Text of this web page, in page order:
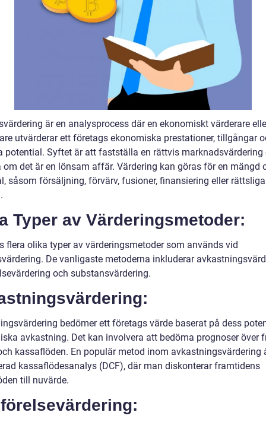
är en analysprocess där en ekonomiskt värderare
utvärderar ett företags ekonomiska prestationer, tillgångar
potential. Syftet är att fastställa en rättvis marknadsvärdering
om det är en lönsam affär. Värdering kan göras för en mängd
såsom försäljning, förvärv, fusioner, finansiering eller rättsliga
Typer av Värderingsmetoder:
flera olika typer av värderingsmetoder som används vid
De vanligaste metoderna inkluderar
och substansvärdering.
bedömer ett företags värde baserat på dess
avkastning. Det kan involvera att bedöma prognoser över
kassaflöden. En populär metod inom avkastningsvärdering
kassaflödesanalys (DCF), där man diskonterar framtidens
till nuvärde.